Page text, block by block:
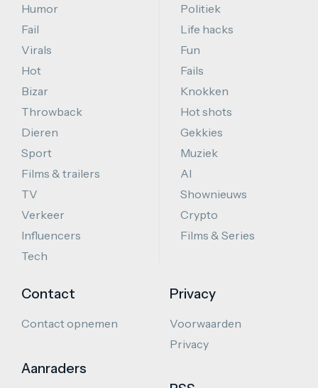
Humor
Fail
Virals
Hot
Bizar
Throwback
Dieren
Sport
Films & trailers
TV
Verkeer
Influencers
Tech
Politiek
Life hacks
Fun
Fails
Knokken
Hot shots
Gekkies
Muziek
AI
Shownieuws
Crypto
Films & Series
Contact
Contact opnemen
Aanraders
Privacy
Voorwaarden
Privacy